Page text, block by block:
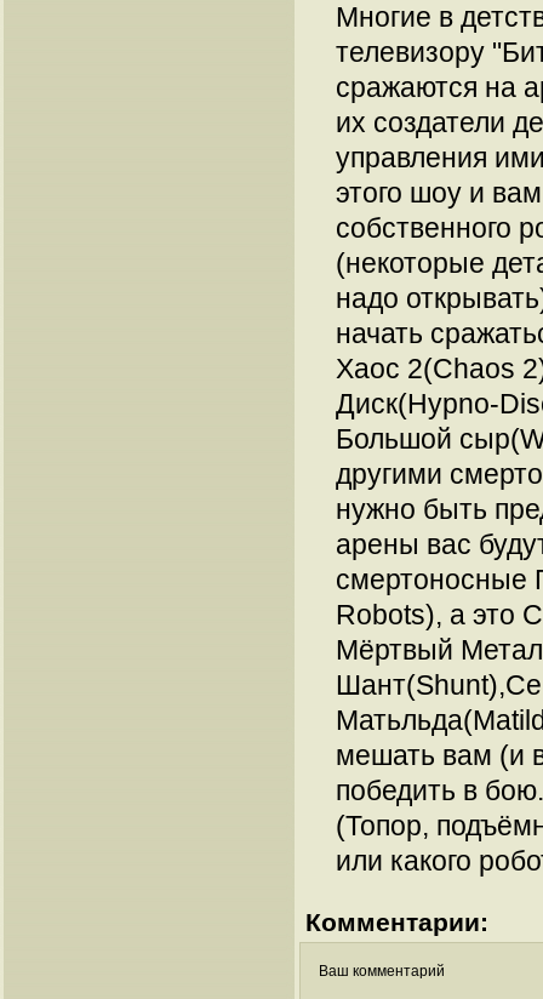
Многие в
телевизору
сражаются на
их создатели
управления
этого шоу и
собственного
(некоторые
надо
начать
Хаос 2(Chaos
Диск(Hypno-
Большой
другими
нужно быть
арены вас
смертоносные
Robots), а это
Мёртвый
мешать вам (и
победить в
(Топор,
или какого
Комментарии:
Ваш комментарий